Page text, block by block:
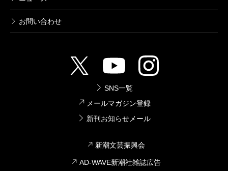
お問い合わせ
SNS一覧
メールマガジン登録
新刊お知らせメール
新潮文芸振興会
AD-WAVE新潮社雑誌広告